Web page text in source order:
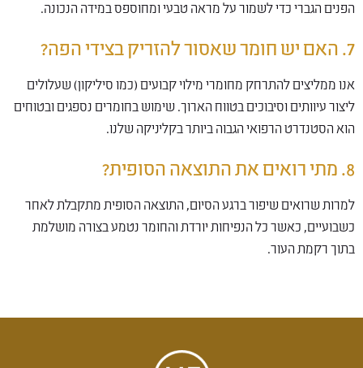
הפנים הגברי כדי לשמור על מראה טבעי ומחוספס במידה הנכונה.
7. האם יש חומר שאסור להזריק בצידי הפה?
אנו ממליצים להתרחק מחומרי מילוי קבועים (כמו סיליקון) שעלולים
ליצור עיוותים וסיבוכים בטווח הארוך. שימוש בחומרים נספגים ובטוחים
הוא הסטנדרט הרפואי הגבוה ביותר בקליניקה שלנו.
8. מתי רואים את התוצאה הסופית?
למרות שרואים שיפור ברגע הסיום, התוצאה הסופית מתקבלת לאחר
כשבועיים, כאשר כל הנפיחות יורדת והחומר נטמע בצורה מושלמת
בתוך רקמת העור.